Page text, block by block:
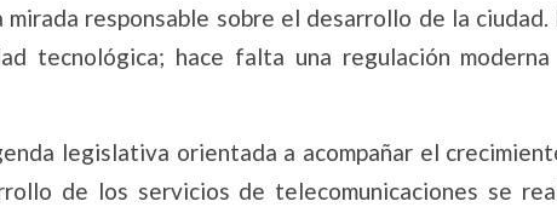
responsable sobre el desarrollo de la ciudad.
tecnológica; hace falta una regulación moderna
legislativa orientada a acompañar el
de los servicios de telecomunicaciones se